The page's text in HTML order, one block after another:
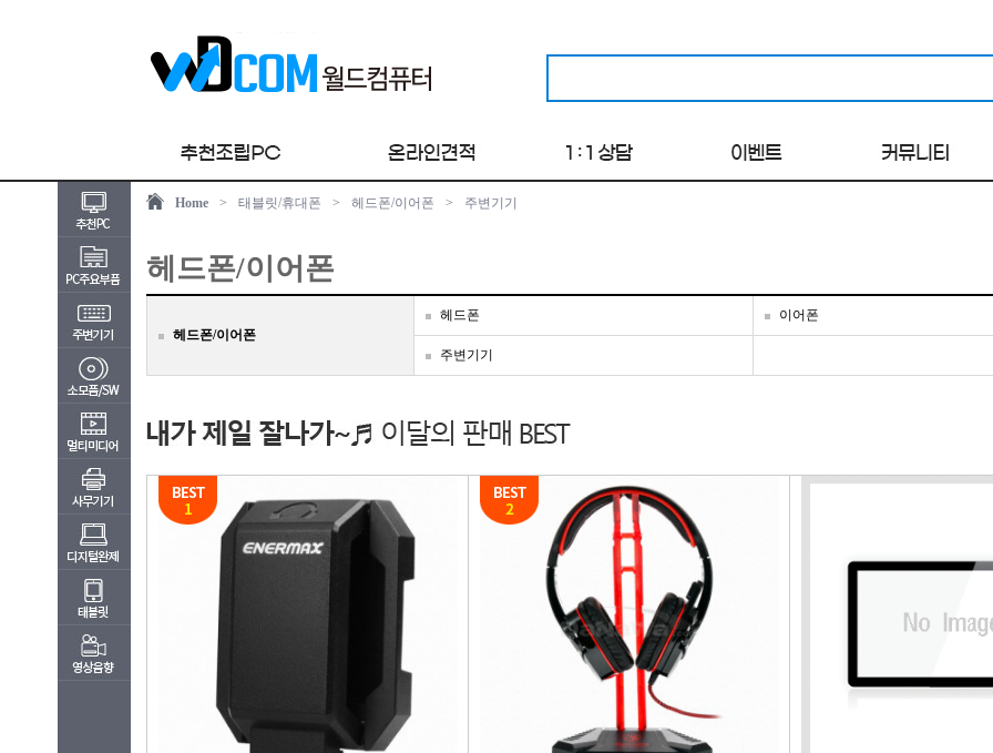
Home > 태블릿/휴대폰 > 헤드폰/이어폰 > 주변기기
헤드폰/이어폰
헤드폰/이어폰
헤드폰 이어폰
주변기기